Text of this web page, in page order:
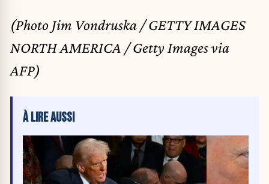
(Photo Jim Vondruska / GETTY IMAGES
NORTH AMERICA / Getty Images via
AFP)
À LIRE AUSSI